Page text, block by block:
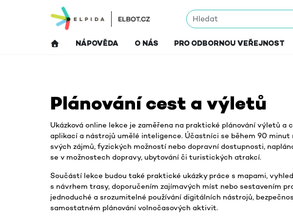
Přejít k hlavnímu obsahu
NÁPOVĚDA O NÁS PRO ODBORNOU VEŘEJNOST
Bloky hlavního obsahu
Plánování cest a výletů
Ukázková online lekce je zaměřena na praktické plánování výletů
aplikací a nástrojů umělé inteligence. Účastníci se během 90
svých zájmů, fyzických možností nebo dopravní dostupnosti,
se v možnostech dopravy, ubytování či turistických atrakcí.
Součástí lekce budou také praktické ukázky práce s mapami,
s návrhem trasy, doporučením zajímavých míst nebo sestavením
jednoduché a srozumitelné používání digitálních nástrojů,
samostatném plánování volnočasových aktivit.